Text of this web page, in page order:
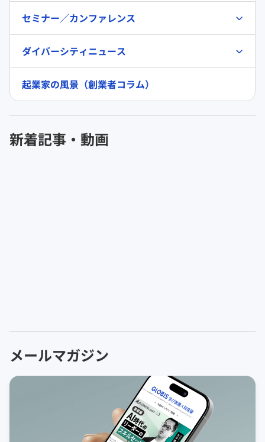
セミナー／カンファレンス
ダイバーシティニュース
起業家の風景（創業者コラム）
新着記事・動画
メールマガジン